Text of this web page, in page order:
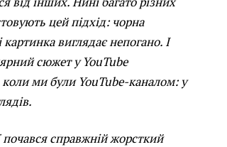
цей підхід: чорна
виглядає непогано. І
сюжет у YouTube
коли ми були YouTube-каналом: у
почався справжній жорсткий